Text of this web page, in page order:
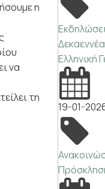
η
να
τη
Ελληνική
19-01-